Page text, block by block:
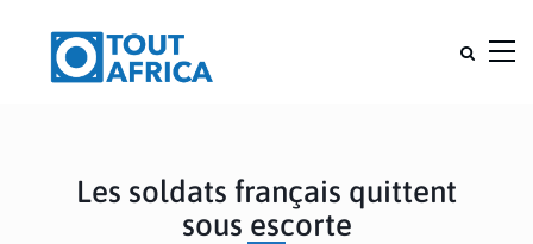
Les soldats français quittent
sous escorte